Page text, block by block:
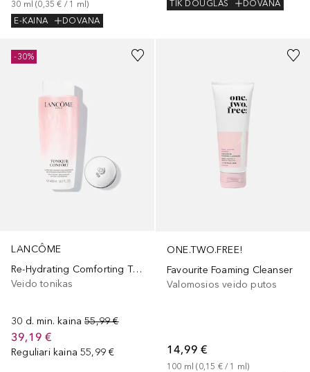
30 ml (0,35 € / 1 ml)
E-KAINA
DOVANA
TIK DOUGLAS
DOVANA
LANCÔME
Re-Hydrating Comforting Toner
Veido tonikas
30 d. min. kaina 55,99 €
39,19 €
Reguliari kaina 55,99 €
-30%
ONE.TWO.FREE!
Favourite Foaming Cleanser
Valomosios veido putos
14,99 €
100 ml (0,15 € / 1 ml)